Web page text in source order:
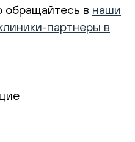
обращайтесь в наши
партнеры в